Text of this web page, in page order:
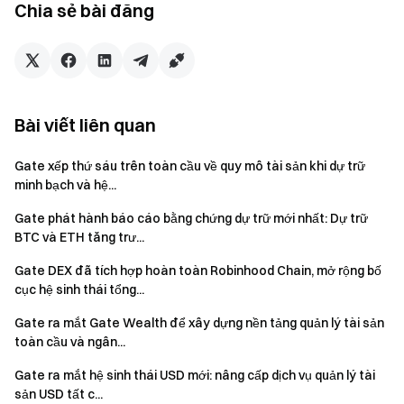
Về Gate
trong những sàn giao dịch tiền điện tử sớm nhất trên thế
4.500 tài sản số và tiên phong triển khai bằng chứng dự trữ
100% đầu tiên trong ngành. Ngoài dịch vụ giao dịch cốt lõi,
hệ sinh thái Gate còn bao gồm Gate Wallet, Gate Ventures
và các giải pháp sáng tạo khác.
Để biết thêm thông tin, vui lòng truy cập:Trang web|X |
Telegram | LinkedIn|
Tuyên bố từ chối trách nhiệm:
Nội dung này không cấu thành báo giá, lời mời chào hay
khuyến nghị. Quý khách nên luôn tìm kiếm tư vấn chuyên
nghiệp độc lập trước khi đưa ra quyết định đầu tư. Lưu ý
rằng Gate có thể hạn chế hoặc cấm một số dịch vụ tại các
Chia sẻ bài đăng
Bài viết liên quan
Gate xếp thứ sáu trên toàn cầu về quy mô tài sản khi dự trữ
minh bạch và hệ...
Gate phát hành báo cáo bằng chứng dự trữ mới nhất: Dự trữ
BTC và ETH tăng trư...
Gate DEX đã tích hợp hoàn toàn Robinhood Chain, mở rộng bố
cục hệ sinh thái tổng...
Gate ra mắt Gate Wealth để xây dựng nền tảng quản lý tài sản
toàn cầu và ngân...
Gate ra mắt hệ sinh thái USD mới: nâng cấp dịch vụ quản lý tài
sản USD tất c...